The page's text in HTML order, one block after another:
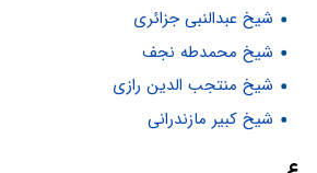
شیخ عبدالنبی جزائری
شیخ محمدطه نجف
شیخ منتجب الدین رازی
شیخ کبیر مازندرانی